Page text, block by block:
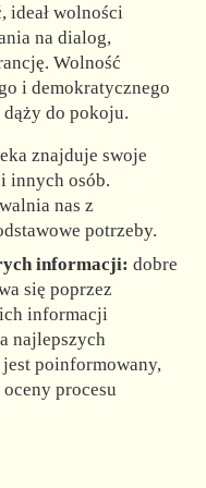
ideał wolności
na dialog,
Wolność
i demokratycznego
dąży do pokoju.
znajduje swoje
innych osób.
nas z
potrzeby.
informacji: dobre
się poprzez
informacji
najlepszych
poinformowany,
procesu